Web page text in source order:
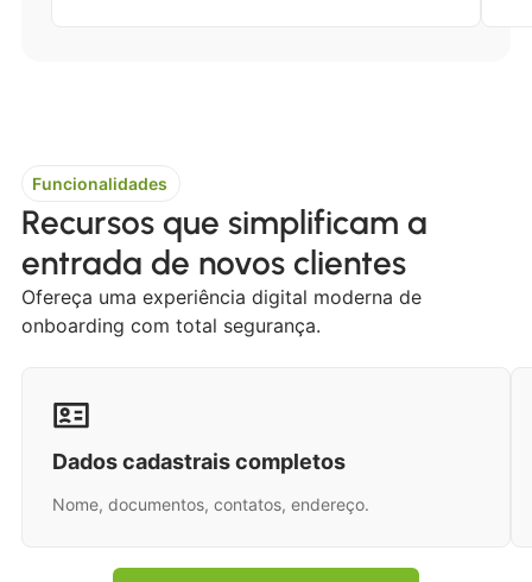
Funcionalidades
Recursos que simplificam a
entrada de novos clientes
Ofereça uma experiência digital moderna de
onboarding com total segurança.
Dados cadastrais completos
Nome, documentos, contatos, endereço.